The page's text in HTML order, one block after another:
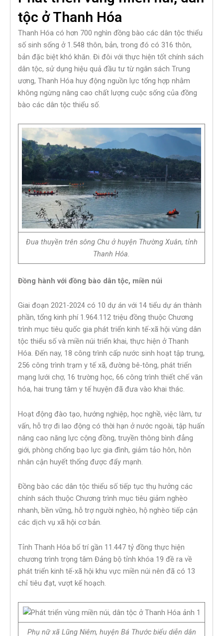
tộc ở Thanh Hóa
Thanh Hóa có hơn 700 nghìn đồng bào các dân tộc thiểu
số sinh sống ở 1.548 thôn, bản, trong đó có 316 thôn,
bản đặc biệt khó khăn. Đi đôi với thực hiện tốt chính sách
dân tộc, sử dụng hiệu quả đầu tư từ ngân sách Trung
ương, Thanh Hóa huy động nguồn lực tổng hợp nhằm
không ngừng nâng cao chất lượng cuộc sống của đồng
bào các dân tộc thiểu số.
Đua thuyền trên sông Chu ở huyện Thường Xuân, tỉnh
Thanh Hóa.
Đồng hành với đồng bào dân tộc, miền núi
Giai đoạn 2021-2024 có 10 dự án với 14 tiểu dự án thành
phần, tổng kinh phí 1.964.112 triệu đồng thuộc Chương
trình mục tiêu quốc gia phát triển kinh tế-xã hội vùng dân
tộc thiểu số và miền núi triển khai, thực hiện ở Thanh
Hóa. Đến nay, 18 công trình cấp nước sinh hoạt tập trung,
256 công trình trạm y tế xã, đường bê-tông, phát triển
mạng lưới chợ, 16 trường học, 66 công trình thiết chế văn
hóa, hai trung tâm y tế huyện đã đưa vào khai thác.
Hoạt động đào tạo, hướng nghiệp, học nghề, việc làm, tư
vấn, hỗ trợ đi lao động có thời hạn ở nước ngoài, tập huấn
nâng cao năng lực cộng đồng, truyền thông bình đẳng
giới, phòng chống bạo lực gia đình, giảm tảo hôn, hôn
nhân cận huyết thống được đẩy mạnh.
Đồng bào các dân tộc thiểu số tiếp tục thụ hưởng các
chính sách thuộc Chương trình mục tiêu giảm nghèo
nhanh, bền vững, hỗ trợ người nghèo, hộ nghèo tiếp cận
các dịch vụ xã hội cơ bản.
Tỉnh Thanh Hóa bố trí gần 11.447 tỷ đồng thực hiện
chương trình trọng tâm Đảng bộ tỉnh khóa 19 đề ra về
phát triển kinh tế-xã hội khu vực miền núi nên đã có 13
chỉ tiêu đạt, vượt kế hoạch.
Phụ nữ xã Lũng Niêm, huyện Bá Thước biểu diễn dân